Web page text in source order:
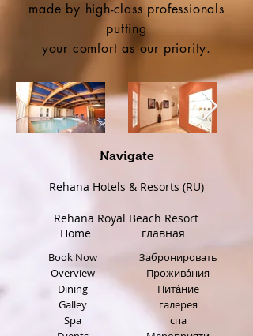
made by high-class professionals
putting
your comfort as our priority.
Navigate
Rehana Hotels & Resorts (RU)
Book Now
Overview
Dining
Galley
Spa
Забронировать
Прожива́ния
Пита́ние
галерея
спа
Rehana Royal Beach Resort
Home
главная